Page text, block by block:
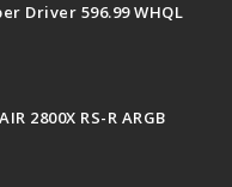
Driver 596.99 WHQL
2800X RS-R ARGB